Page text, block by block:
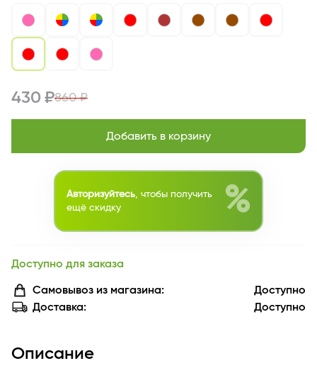
430 ₽860 ₽
Добавить в корзину
Авторизуйтесь , чтобы получить
ещё скидку
%
Доступно для заказа
Самовывоз из магазина:
Доступно
Доставка:
Доступно
Описание